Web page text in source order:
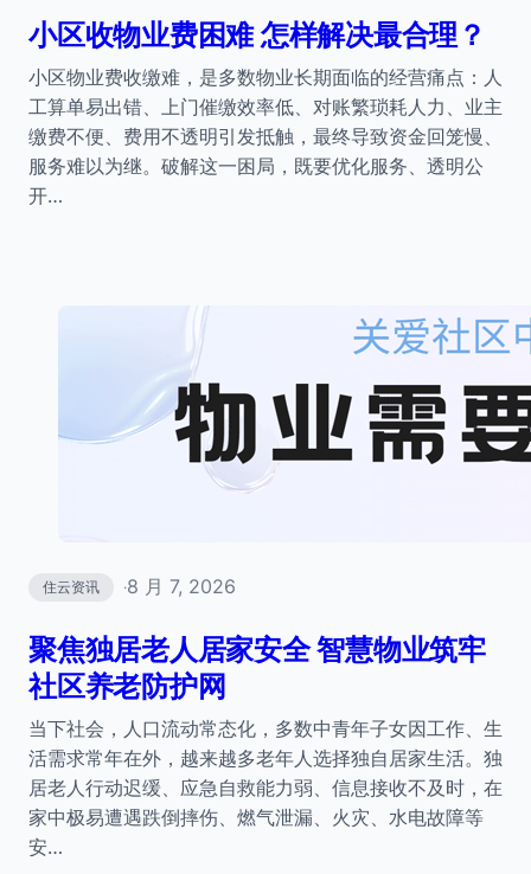
小区收物业费困难 怎样解决最合理？
小区物业费收缴难，是多数物业长期面临的经营痛点：人
工算单易出错、上门催缴效率低、对账繁琐耗人力、业主
缴费不便、费用不透明引发抵触，最终导致资金回笼慢、
服务难以为继。破解这一困局，既要优化服务、透明公
开…
住云资讯 ·8 月 7, 2026
聚焦独居老人居家安全 智慧物业筑牢
社区养老防护网
当下社会，人口流动常态化，多数中青年子女因工作、生
活需求常年在外，越来越多老年人选择独自居家生活。独
居老人行动迟缓、应急自救能力弱、信息接收不及时，在
家中极易遭遇跌倒摔伤、燃气泄漏、火灾、水电故障等
安…